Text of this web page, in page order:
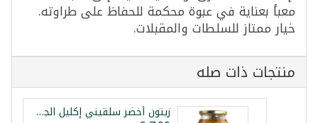
معبأ بعناية في عبوة محكمة للحفاظ على طراوته.
خيار ممتاز للسلطات والمقبلات.
منتجات ذات صله
زيتون أخضر سلقيني إكليل الجبل 1400غ